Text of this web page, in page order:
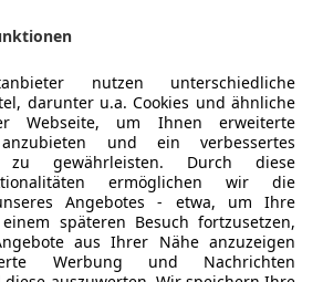
Tagfahrlicht
Getränkehalter vorn.
Blockier-System (ABS)
am Lenkrad 6 Lautsprecher
Vorrüstung Mobiltelefon/
System:
elektr. verstell- und heizbar
Außenspiegel integriert Bord-/
(Aluminium) Dachspoiler
nutzen unterschiedliche
darunter u.a. Cookies und ähnliche
Webseite, um Ihnen erweiterte
anzubieten und ein verbessertes
zu gewährleisten. Durch diese
ermöglichen wir die
Angebotes - etwa, um Ihre
späteren Besuch fortzusetzen,
aus Ihrer Nähe anzuzeigen
Werbung und Nachrichten